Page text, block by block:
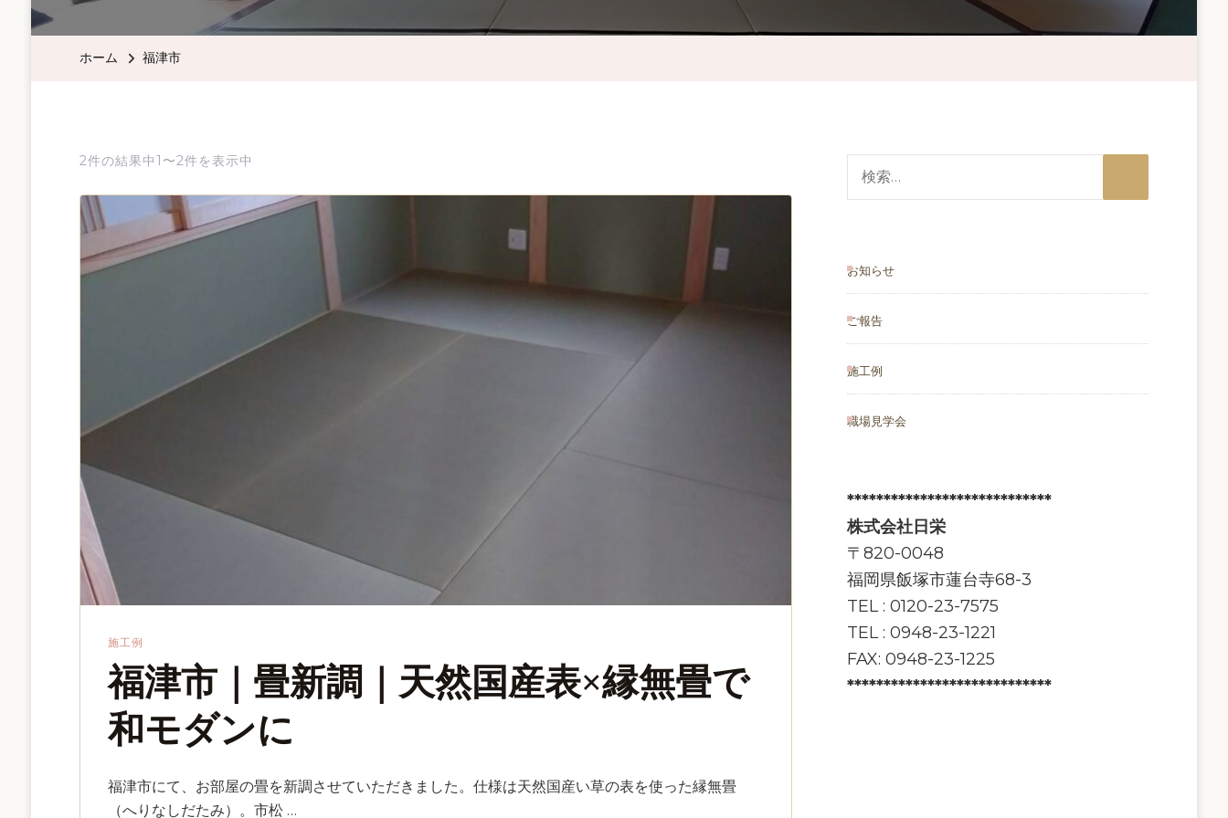
ホーム 福津市
2件の結果中1〜2件を表示中
施工例
福津市｜畳新調｜天然国産表×縁無畳で
和モダンに
福津市にて、お部屋の畳を新調させていただきました。仕様は天然国産い草の表を使った縁無畳
（へりなしだたみ）。市松 …
お知らせ
ご報告
施工例
職場見学会
****************************
株式会社日栄
〒820-0048
福岡県飯塚市蓮台寺68-3
TEL : 0120-23-7575
TEL : 0948-23-1221
FAX: 0948-23-1225
****************************